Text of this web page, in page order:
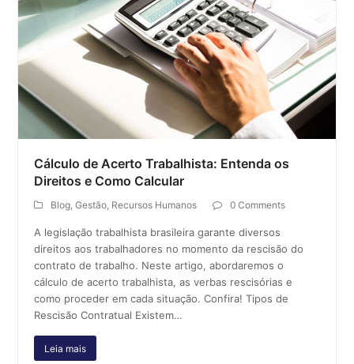
Cálculo de Acerto Trabalhista: Entenda os
Direitos e Como Calcular
Blog,Gestão, Recursos Humanos 0 Comments
A legislação trabalhista brasileira garante diversos
direitos aos trabalhadores no momento da rescisão do
contrato de trabalho. Neste artigo, abordaremos o
cálculo de acerto trabalhista, as verbas rescisórias e
como proceder em cada situação. Confira! Tipos de
Rescisão Contratual Existem…
Leia mais